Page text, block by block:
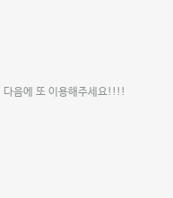
다음에 또 이용해주세요!!!!